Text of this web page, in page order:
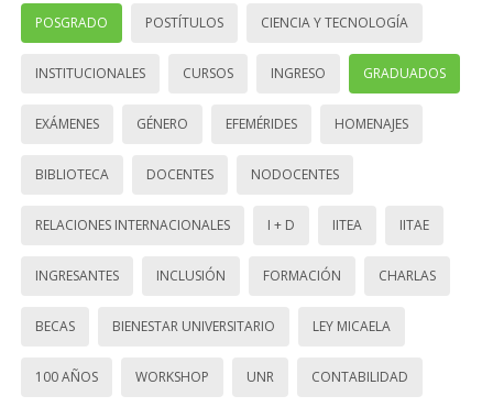
POSGRADO POSTÍTULOS CIENCIA Y TECNOLOGÍA
INSTITUCIONALES CURSOS INGRESO GRADUADOS
EXÁMENES GÉNERO EFEMÉRIDES HOMENAJES
BIBLIOTECA DOCENTES NODOCENTES
RELACIONES INTERNACIONALES I + D IITEA IITAE
INGRESANTES INCLUSIÓN FORMACIÓN CHARLAS
BECAS BIENESTAR UNIVERSITARIO LEY MICAELA
100 AÑOS WORKSHOP UNR CONTABILIDAD